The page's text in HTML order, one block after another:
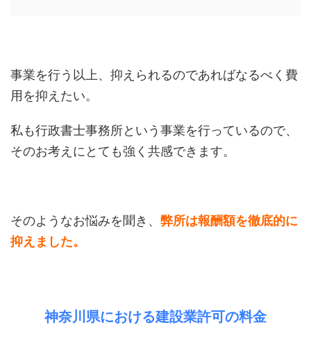
事業を行う以上、抑えられるのであればなるべく費
用を抑えたい。
私も行政書士事務所という事業を行っているので、
そのお考えにとても強く共感できます。
そのようなお悩みを聞き、 弊所は報酬額を徹底的に
抑えました。
神奈川県における建設業許可の料金